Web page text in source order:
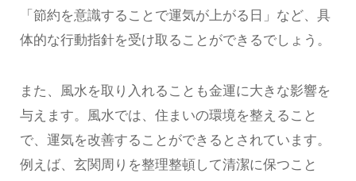
「節約を意識することで運気が上がる日」など、具
体的な行動指針を受け取ることができるでしょう。
また、風水を取り入れることも金運に大きな影響を
与えます。風水では、住まいの環境を整えること
で、運気を改善することができるとされています。
例えば、玄関周りを整理整頓して清潔に保つこと